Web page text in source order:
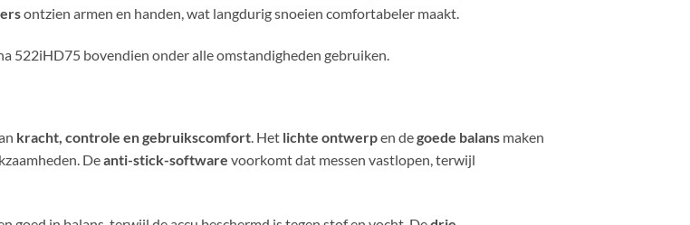
ontzien armen en handen, wat langdurig snoeien comfortabeler maakt.
522iHD75 bovendien onder alle omstandigheden gebruiken.
kracht, controle en gebruikscomfort. Het lichte ontwerpen degoede balans maken
Deanti-stick-software voorkomt dat messen vastlopen, terwijl